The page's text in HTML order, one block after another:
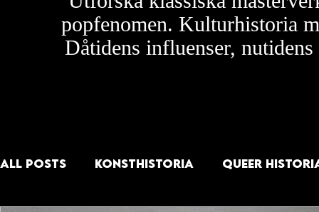
popfenomen. Kulturhistoria
Dåtidens influenser,
All Posts KONSTHISTORIA QUEER